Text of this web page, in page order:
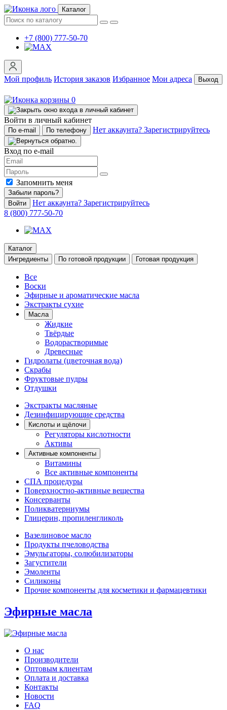
Каталог
+7 (800) 777-50-70
Мой профиль История заказов Избранное Мои адреса Выход
0
Войти в личный кабинет
По e-mail По телефону Нет аккаунта? Зарегистрируйтесь
Вход по e-mail
Запомнить меня
Забыли пароль?
Войти
Нет аккаунта? Зарегистрируйтесь
8 (800) 777-50-70
Каталог
Ингредиенты
По готовой продукции Готовая продукция
Все
Воски
Эфирные и ароматические масла
Экстракты сухие
Масла
Жидкие
Твёрдые
Водорастворимые
Древесные
Гидролаты (цветочная вода)
Скрабы
Фруктовые пудры
Отдушки
Экстракты масляные
Дезинфицирующие средства
Кислоты и щёлочи
Регуляторы кислотности
Активы
Активные компоненты
Витамины
Все активные компоненты
СПА процедуры
Поверхностно-активные вещества
Консерванты
Поликватерниумы
Глицерин, пропиленгликоль
Вазелиновое масло
Продукты пчеловодства
Эмульгаторы, солюбилизаторы
Загустители
Эмоленты
Силиконы
Прочие компоненты для косметики и фармацевтики
Эфирные масла
О нас
Производители
Оптовым клиентам
Оплата и доставка
Контакты
Новости
FAQ